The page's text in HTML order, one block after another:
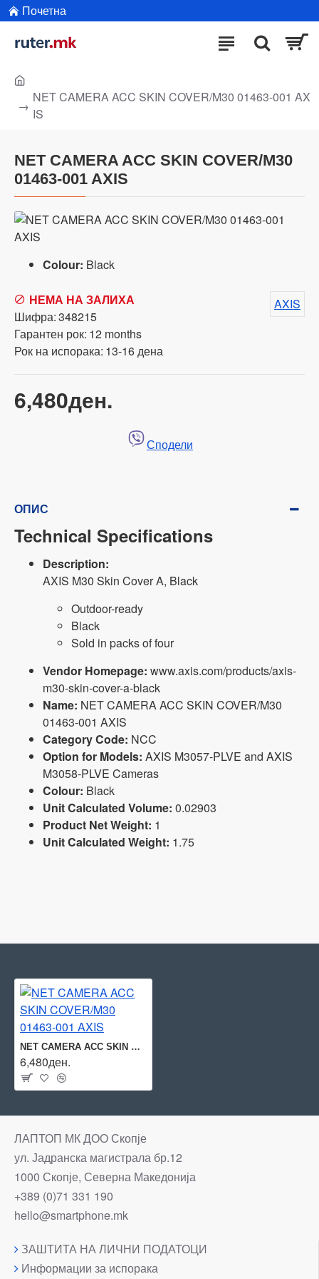
Почетна
NET CAMERA ACC SKIN COVER/M30 01463-001 AX
IS
NET CAMERA ACC SKIN COVER/M30
01463-001 AXIS
Colour: Black
6,480ден.
НЕМА НА ЗАЛИХА
Шифра:348215
Гарантен рок: 12 months
Рок на испорака: 13-16 дена
AXIS
Сподели
ОПИС
Technical Specifications
Description:
AXIS M30 Skin Cover A, Black
Outdoor-ready
Black
Sold in packs of four
Vendor Homepage: www.axis.com/products/axis-
m30-skin-cover-a-black
Name: NET CAMERA ACC SKIN COVER/M30
01463-001 AXIS
Category Code: NCC
Option for Models: AXIS M3057-PLVE and AXIS
M3058-PLVE Cameras
Colour: Black
Unit Calculated Volume: 0.02903
Product Net Weight: 1
Unit Calculated Weight: 1.75
NET CAMERA ACC SKIN COVER/M30 01463-001 AXIS
6,480ден.
ЛАПТОП МК ДОО Скопје
ул. Јадранска магистрала бр.12
1000 Скопје, Северна Македонија
+389 (0)71 331 190
hello@smartphone.mk
ЗАШТИТА НА ЛИЧНИ ПОДАТОЦИ
Информации за испорака